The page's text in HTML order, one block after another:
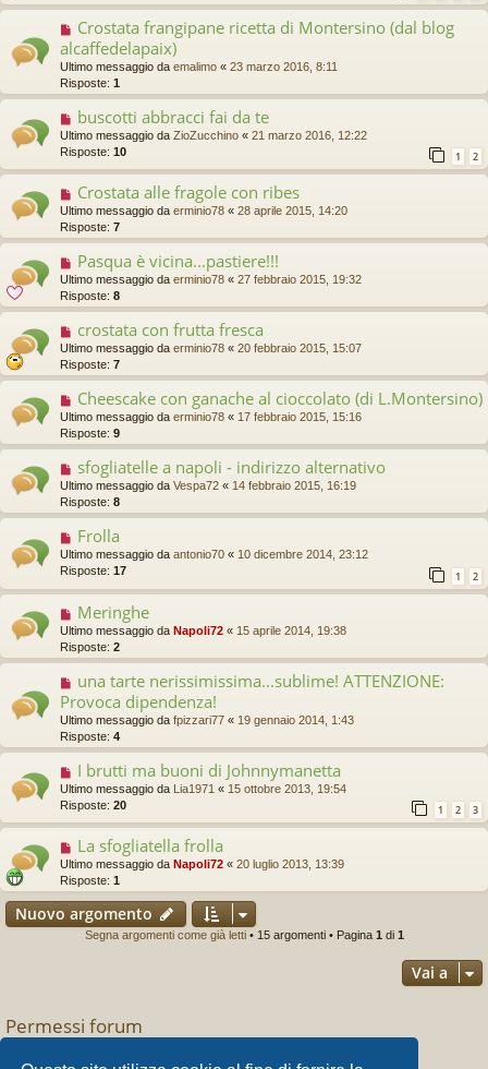
Crostata frangipane ricetta di Montersino (dal blog
alcaffedelapaix)
Ultimo messaggio da emalimo « 23 marzo 2016, 8:11
Risposte: 1
buscotti abbracci fai da te
Ultimo messaggio da ZioZucchino « 21 marzo 2016, 12:22
Risposte: 10 1 2
Crostata alle fragole con ribes
Ultimo messaggio da erminio78 « 28 aprile 2015, 14:20
Risposte: 7
Pasqua è vicina...pastiere!!!
Ultimo messaggio da erminio78 « 27 febbraio 2015, 19:32
Risposte: 8
crostata con frutta fresca
Ultimo messaggio da erminio78 « 20 febbraio 2015, 15:07
Risposte: 7
Cheescake con ganache al cioccolato (di L.Montersino)
Ultimo messaggio da erminio78 « 17 febbraio 2015, 15:16
Risposte: 9
sfogliatelle a napoli - indirizzo alternativo
Ultimo messaggio da Vespa72 « 14 febbraio 2015, 16:19
Risposte: 8
Frolla
Ultimo messaggio da antonio70 « 10 dicembre 2014, 23:12
Risposte: 17 1 2
Meringhe
Ultimo messaggio da Napoli72 « 15 aprile 2014, 19:38
Risposte: 2
una tarte nerissimissima...sublime! ATTENZIONE:
Provoca dipendenza!
Ultimo messaggio da fpizzari77 « 19 gennaio 2014, 1:43
Risposte: 4
I brutti ma buoni di Johnnymanetta
Ultimo messaggio da Lia1971 « 15 ottobre 2013, 19:54
Risposte: 20 1 2 3
La sfogliatella frolla
Ultimo messaggio da Napoli72 « 20 luglio 2013, 13:39
Risposte: 1
Nuovo argomento
Segna argomenti come già letti• 15 argomenti • Pagina 1 di 1
Vai a
Permessi forum